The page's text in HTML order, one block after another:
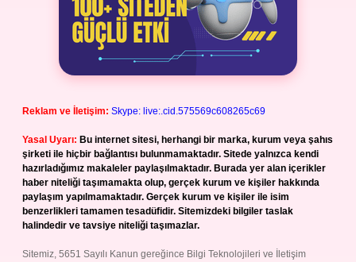
Reklam ve İletişim: Skype: live:.cid.575569c608265c69
Yasal Uyarı: Bu internet sitesi, herhangi bir marka, kurum veya şahıs
şirketi ile hiçbir bağlantısı bulunmamaktadır. Sitede yalnızca kendi
hazırladığımız makaleler paylaşılmaktadır. Burada yer alan içerikler
haber niteliği taşımamakta olup, gerçek kurum ve kişiler hakkında
paylaşım yapılmamaktadır. Gerçek kurum ve kişiler ile isim
benzerlikleri tamamen tesadüfidir. Sitemizdeki bilgiler taslak
halindedir ve tavsiye niteliği taşımazlar.
Sitemiz, 5651 Sayılı Kanun gereğince Bilgi Teknolojileri ve İletişim